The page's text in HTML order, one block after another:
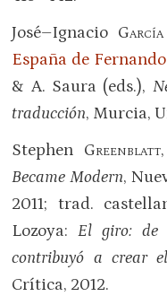
José–Ignacio
España de
& A. Saura (eds.),
traduc­ción, Murcia,
Stephen Greenblatt,
Became Modern,
2011; trad.
Lozoya:El giro: de
contribuyó a crear
Crítica, 2012.